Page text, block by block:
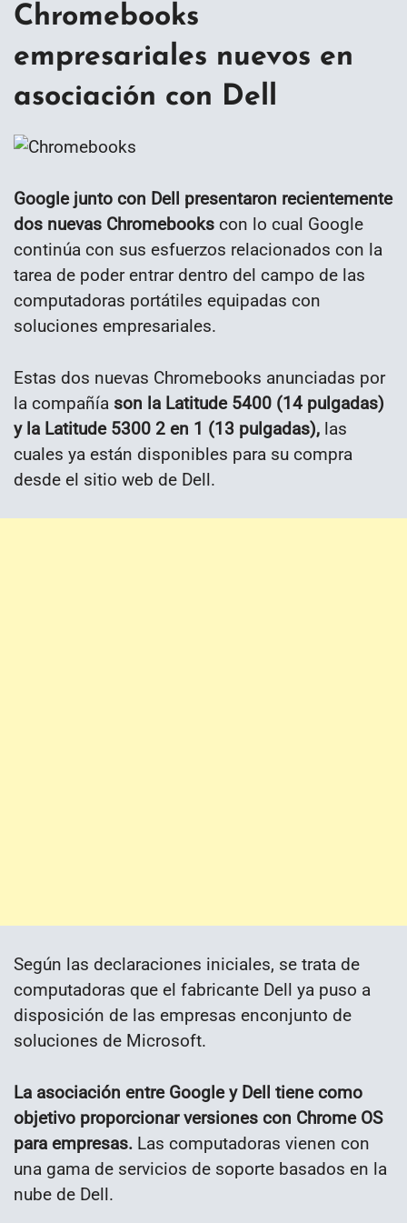
Chromebooks
empresariales nuevos en
asociación con Dell
Google junto con Dell presentaron recientemente
dos nuevas Chromebooks con lo cual Google
continúa con sus esfuerzos relacionados con la
tarea de poder entrar dentro del campo de las
computadoras portátiles equipadas con
soluciones empresariales.
Estas dos nuevas Chromebooks anunciadas por
la compañía son la Latitude 5400 (14 pulgadas)
y la Latitude 5300 2 en 1 (13 pulgadas), las
cuales ya están disponibles para su compra
desde el sitio web de Dell.
Según las declaraciones iniciales, se trata de
computadoras que el fabricante Dell ya puso a
disposición de las empresas enconjunto de
soluciones de Microsoft.
La asociación entre Google y Dell tiene como
objetivo proporcionar versiones con Chrome OS
para empresas. Las computadoras vienen con
una gama de servicios de soporte basados ​​en la
nube de Dell.